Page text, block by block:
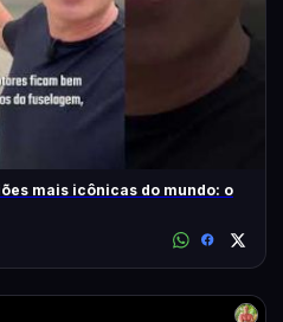
mais icônicas do mundo: o